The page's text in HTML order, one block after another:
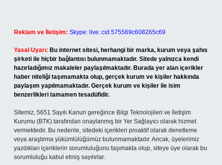
Reklam ve İletişim: Skype: live:.cid.575569c608265c69
Yasal Uyarı: Bu internet sitesi, herhangi bir marka, kurum veya şahıs
şirketi ile hiçbir bağlantısı bulunmamaktadır. Sitede yalnızca kendi
hazırladığımız makaleler paylaşılmaktadır. Burada yer alan içerikler
haber niteliği taşımamakta olup, gerçek kurum ve kişiler hakkında
paylaşım yapılmamaktadır. Gerçek kurum ve kişiler ile isim
benzerlikleri tamamen tesadüfidir.
Sitemiz, 5651 Sayılı Kanun gereğince Bilgi Teknolojileri ve İletişim
Kurumu (BTK) tarafından onaylanmış bir Yer Sağlayıcı olarak hizmet
vermektedir. Bu nedenle, sitedeki içerikleri proaktif olarak denetleme
veya araştırma yükümlülüğümüz bulunmamaktadır. Ancak, üyelerimiz
yazdıkları içeriklerin sorumluluğunu taşımakta olup, siteye üye olarak bu
sorumluluğu kabul etmiş sayılırlar.